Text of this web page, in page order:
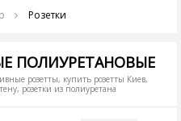
Розетки
ПОЛИУРЕТАНОВЫЕ
розетты, купить розетты Киев,
розетки из полиуретана